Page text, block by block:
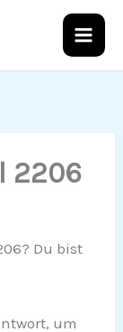
2206
Du bist
um